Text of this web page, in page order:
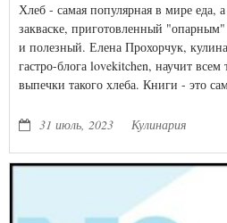
Хлеб - самая популярная в мире еда,
закваске, приготовленный
и полезный. Елена Прохорчук,
гастро-блога lovekitchen, научит всем
выпечки такого хлеба. Книги - это
первого хлеба. Все фото сделаны
31 июль, 2023 Кулинария